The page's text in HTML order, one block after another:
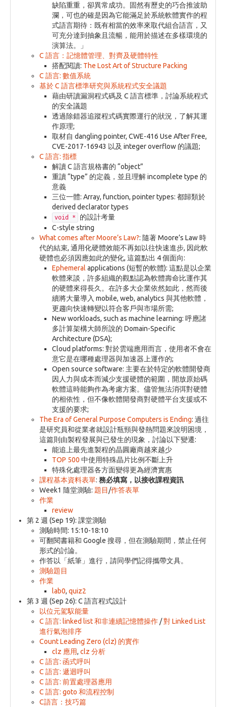
缺陷重重，卻異常成功。固然有歷史的巧合推波助
瀾，可也的確是因為它能滿足於系統軟體實作的程
式語言期待：既有相當的效率來取代組合語言，又
可充分達到抽象且流暢，能用於描述在多樣環境的
演算法。」
C 語言：記憶體管理、對齊及硬體特性
搭配閱讀: The Lost Art of Structure Packing
C 語言: 數值系統
基於 C 語言標準研究與系統程式安全議題
藉由研讀漏洞程式碼及 C 語言標準，討論系統程式
的安全議題
透過除錯器追蹤程式碼實際運行的狀況，了解其運
作原理;
取材自 dangling pointer, CWE-416 Use After Free,
CVE-2017-16943 以及 integer overflow 的議題;
C 語言: 指標
解讀 C 語言規格書的 “object”
重讀 “type” 的定義，並且理解 incomplete type 的
意義
三位一體: Array, function, pointer types: 都歸類於
derived declarator types
void *
的設計考量
C-style string
What comes after Moore’s Law?: 隨著 Moore’s Law 時
代的結束, 通用化硬體效能不再如以往快速進步, 因此軟
硬體也必須因應如此的變化, 這篇點出 4 個面向:
Ephemeral applications (短暫的軟體): 這點是以企業
軟體來談，許多組織的觀點認為軟體壽命比運作其
的硬體來得長久。在許多大企業依然如此，然而後
續將大量導入 mobile, web, analytics 與其他軟體，
更趨向快速轉變以符合客戶與市場所需;
New workloads, such as machine learning: 呼應諸
多計算架構大師所說的 Domain-Specific
Architecture (DSA);
Cloud platforms: 對於雲端應用而言，使用者不會在
意它是在哪種處理器與加速器上運作的;
Open source software: 主要在於特定的軟體開發商
因人力與成本而減少支援硬體的範圍，開放原始碼
軟體這時能夠作為考慮方案。儘管無法消弭對硬體
的相依性，但不像軟體開發商對硬體平台支援或不
支援的要求;
The Era of General Purpose Computers is Ending: 過往
是研究員和從業者就設計瓶頸與發熱問題來說明困境，
這篇則由製程發展與已發生的現象，討論以下變遷:
能追上最先進製程的晶圓廠商越來越少
TOP 500 中使用特殊晶片比例不斷上升
特殊化處理器各方面變得更為經濟實惠
課程基本資料表單: 務必填寫，以接收課程資訊
Week1 隨堂測驗: 題目/作答表單
作業
review
第 2 週 (Sep 19): 課堂測驗
測驗時間: 15:10-18:10
可翻閱書籍和 Google 搜尋，但在測驗期間，禁止任何
形式的討論。
作答以「紙筆」進行，請同學們記得攜帶文具。
測驗題目
作業
lab0, quiz2
第 3 週 (Sep 26): C 語言程式設計
以位元駕馭能量
C 語言: linked list 和非連續記憶體操作/對 Linked List
進行氣泡排序
Count Leading Zero (clz) 的實作
clz 應用, clz 分析
C 語言: 函式呼叫
C 語言: 遞迴呼叫
C 語言: 前置處理器應用
C 語言: goto 和流程控制
C語言：技巧篇